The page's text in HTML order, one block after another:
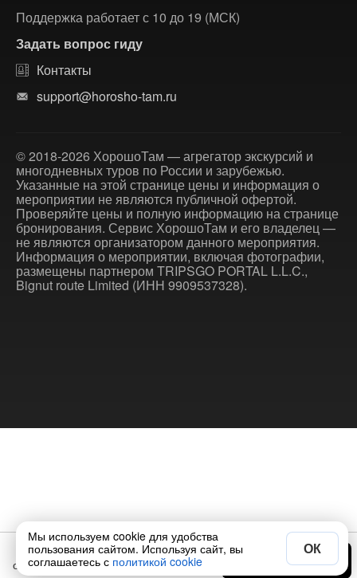
от $240за экскурсию Выбрать дату
Поддержка работает с 10 до 19 (МСК)
Задать вопрос гиду
Контакты
support@horosho-tam.ru
© 2018-2026 ХорошоТам — агрегатор экскурсий и
многодневных туров по России и зарубежью.
Указанные на этой странице цены и информация о
мероприятии не являются публичной офертой.
Проверяйте цены и полную информацию на странице
бронирования. Сервис ХорошоТам и его владелец —
не являются организатором данного мероприятия.
Информация о мероприятии, включая фотографии,
размещены партнером TRIPSGO PORTAL L.L.C.,
Bignut route Limited (ИНН 9909537328).
Мы используем cookie для удобства
пользования сайтом. Используя сайт, вы
соглашаетесь с политикой cookie
ОК